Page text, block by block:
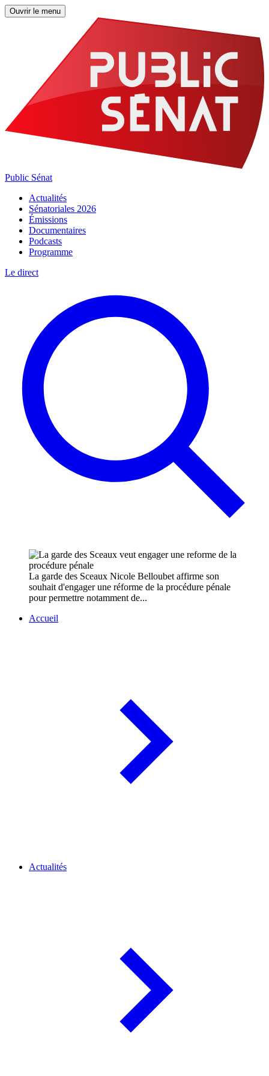
Ouvrir le menu
Public Sénat
Actualités
Sénatoriales 2026
Émissions
Documentaires
Podcasts
Programme
Le direct
La garde des Sceaux Nicole Belloubet affirme son
souhait d'engager une réforme de la procédure pénale
pour permettre notamment de...
Accueil
Actualités